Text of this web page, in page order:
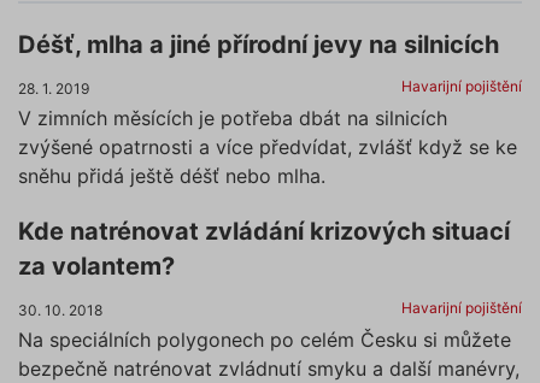
Déšť, mlha a jiné přírodní jevy na silnicích
28. 1. 2019 Havarijní pojištění
V zimních měsících je potřeba dbát na silnicích
zvýšené opatrnosti a více předvídat, zvlášť když se ke
sněhu přidá ještě déšť nebo mlha.
Kde natrénovat zvládání krizových situací
za volantem?
30. 10. 2018 Havarijní pojištění
Na speciálních polygonech po celém Česku si můžete
bezpečně natrénovat zvládnutí smyku a další manévry,